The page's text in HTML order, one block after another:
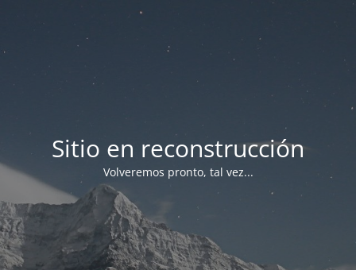
Sitio en reconstrucción
Volveremos pronto, tal vez...